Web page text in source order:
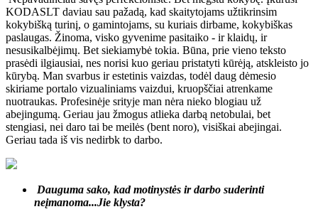
KODASLT daviau sau pažadą, kad skaitytojams užtikrinsim
kokybišką turinį, o gamintojams, su kuriais dirbame, kokybiškas
paslaugas. Žinoma, visko gyvenime pasitaiko - ir klaidų, ir
nesusikalbėjimų. Bet siekiamybė tokia. Būna, prie vieno teksto
prasėdi ilgiausiai, nes norisi kuo geriau pristatyti kūrėją, atskleisto jo
kūrybą. Man svarbus ir estetinis vaizdas, todėl daug dėmesio
skiriame portalo vizualiniams vaizdui, kruopščiai atrenkame
nuotraukas. Profesinėje srityje man nėra nieko blogiau už
abejingumą. Geriau jau žmogus atlieka darbą netobulai, bet
stengiasi, nei daro tai be meilės (bent noro), visiškai abejingai.
Geriau tada iš vis nedirbk to darbo.
Dauguma sako, kad motinystės ir darbo suderinti
neįmanoma...Jie klysta?